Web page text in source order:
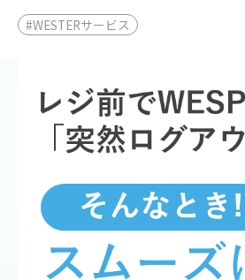
#WESTERサービス